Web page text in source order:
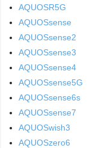
AQUOSR5G
AQUOSsense
AQUOSsense2
AQUOSsense3
AQUOSsense4
AQUOSsense5G
AQUOSsense6s
AQUOSsense7
AQUOSwish3
AQUOSzero6